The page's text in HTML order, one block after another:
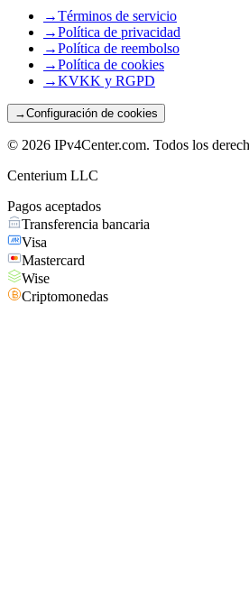
→Términos de servicio
→Política de privacidad
→Política de reembolso
→Política de cookies
→KVKK y RGPD
→Configuración de cookies
© 2026 IPv4Center.com. Todos los
Centerium LLC
Pagos aceptados
Transferencia bancaria
Visa
Mastercard
Wise
Criptomonedas